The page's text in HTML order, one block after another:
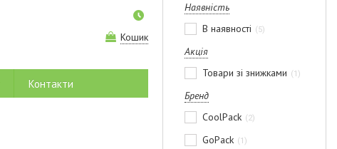
Кошик
Контакти
Наявність
В наявності
5
Акція
Товари зі знижками
1
Бренд
CoolPack
2
GoPack 1